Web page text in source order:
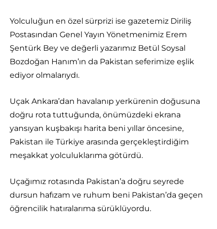
Yolculuğun en özel sürprizi ise gazetemiz Diriliş
Postasından Genel Yayın Yönetmenimiz Erem
Şentürk Bey ve değerli yazarımız Betül Soysal
Bozdoğan Hanım’ın da Pakistan seferimize eşlik
ediyor olmalarıydı.
Uçak Ankara’dan havalanıp yerkürenin doğusuna
doğru rota tuttuğunda, önümüzdeki ekrana
yansıyan kuşbakışı harita beni yıllar öncesine,
Pakistan ile Türkiye arasında gerçekleştirdiğim
meşakkat yolculuklarıma götürdü.
Uçağımız rotasında Pakistan’a doğru seyrede
dursun hafızam ve ruhum beni Pakistan’da geçen
öğrencilik hatıralarıma sürüklüyordu.